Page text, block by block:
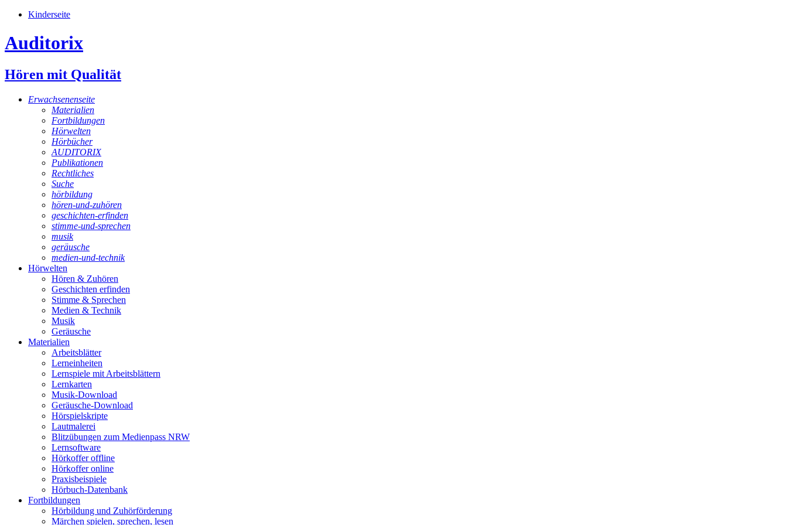
Kinderseite
Auditorix
Hören mit Qualität
Erwachsenenseite
Materialien
Fortbildungen
Hörwelten
Hörbücher
AUDITORIX
Publikationen
Rechtliches
Suche
hörbildung
hören-und-zuhören
geschichten-erfinden
stimme-und-sprechen
musik
geräusche
medien-und-technik
Hörwelten
Hören & Zuhören
Geschichten erfinden
Stimme & Sprechen
Medien & Technik
Musik
Geräusche
Materialien
Arbeitsblätter
Lerneinheiten
Lernspiele mit Arbeitsblättern
Lernkarten
Musik-Download
Geräusche-Download
Hörspielskripte
Lautmalerei
Blitzübungen zum Medienpass NRW
Lernsoftware
Hörkoffer offline
Hörkoffer online
Praxisbeispiele
Hörbuch-Datenbank
Fortbildungen
Hörbildung und Zuhörförderung
Märchen spielen, sprechen, lesen